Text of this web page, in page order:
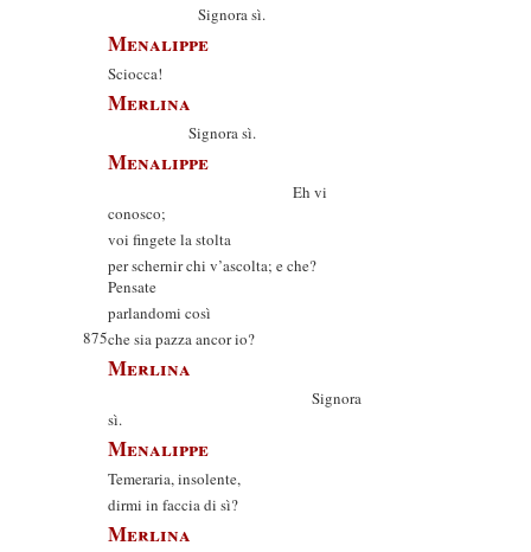
Signora sì.
Menalippe
Sciocca!
Merlina
Signora sì.
Menalippe
Eh vi
conosco;
voi fingete la stolta
per schernir chi v’ascolta; e che?
Pensate
parlandomi così
875che sia pazza ancor io?
Merlina
Signora
sì.
Menalippe
Temeraria, insolente,
dirmi in faccia di sì?
Merlina